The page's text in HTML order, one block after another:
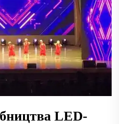
LED-